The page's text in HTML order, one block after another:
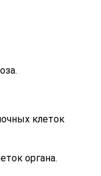
клеток
органа.